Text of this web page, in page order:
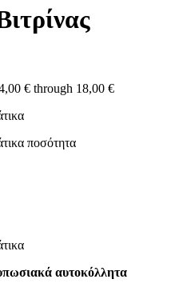
€ through 18,00 €
ποσότητα
αυτοκόλλητα